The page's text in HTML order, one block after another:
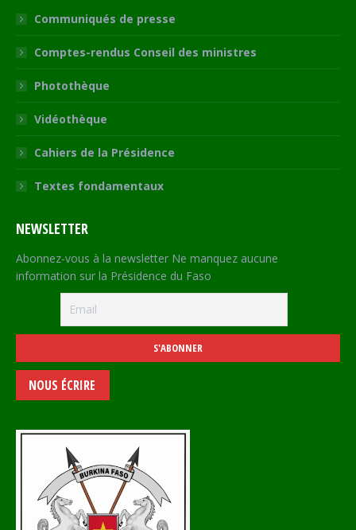
Communiqués de presse
Comptes-rendus Conseil des ministres
Photothèque
Vidéothèque
Cahiers de la Présidence
Textes fondamentaux
NEWSLETTER
Abonnez-vous à la newsletter Ne manquez aucune
information sur la Présidence du Faso
NOUS ÉCRIRE